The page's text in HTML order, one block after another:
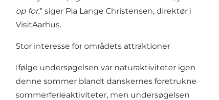
op for,” siger Pia Lange Christensen, direktør i
VisitAarhus.
Stor interesse for områdets attraktioner
Ifølge undersøgelsen var naturaktiviteter igen
denne sommer blandt danskernes foretrukne
sommerferieaktiviteter, men undersøgelsen